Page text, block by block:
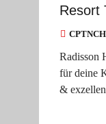
Resort
Radisson
für deine
&